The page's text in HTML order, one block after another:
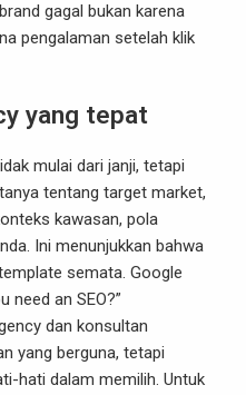
gagal bukan karena
pengalaman setelah klik
yang tepat
mulai dari janji, tetapi
tentang target market,
kawasan, pola
Ini menunjukkan bahwa
semata. Google
need an SEO?”
dan konsultan
yang berguna, tetapi
hati dalam memilih. Untuk